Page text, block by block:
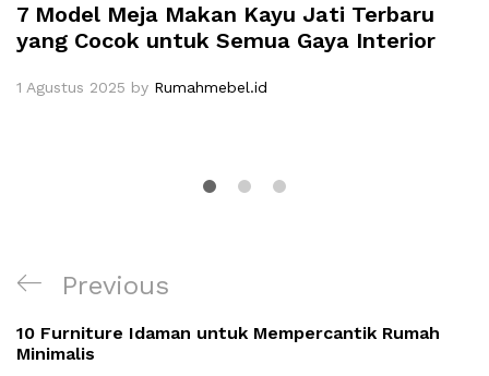
7 Model Meja Makan Kayu Jati Terbaru
yang Cocok untuk Semua Gaya Interior
1 Agustus 2025 by Rumahmebel.id
Navigasi
pos
Previous
Post
Previous
10 Furniture Idaman untuk Mempercantik Rumah
Minimalis